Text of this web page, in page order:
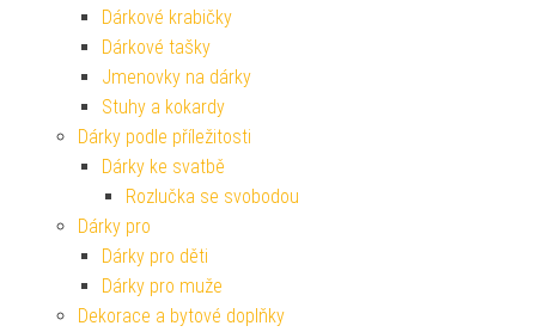
Dárkové krabičky
Dárkové tašky
Jmenovky na dárky
Stuhy a kokardy
Dárky podle příležitosti
Dárky ke svatbě
Rozlučka se svobodou
Dárky pro
Dárky pro děti
Dárky pro muže
Dekorace a bytové doplňky